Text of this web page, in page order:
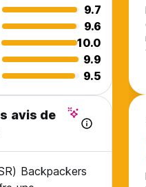
?
dès maintenant, car
9.7
9.6
10.0
9.9
9.5
avis de
Backpackers